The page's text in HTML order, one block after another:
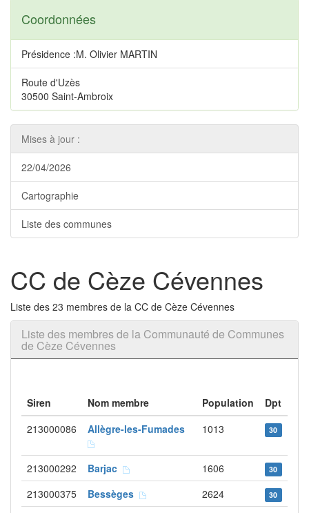
Coordonnées
Présidence :M. Olivier MARTIN
Route d'Uzès
30500 Saint-Ambroix
Mises à jour :
22/04/2026
Cartographie
Liste des communes
CC de Cèze Cévennes
Liste des 23 membres de la CC de Cèze Cévennes
Liste des membres de la Communauté de Communes
de Cèze Cévennes
Siren Nom membre Population
Dpt
213000086
Allègre-les-Fumades 1013 30
213000292 Barjac 1606 30
213000375 Bessèges 2624 30